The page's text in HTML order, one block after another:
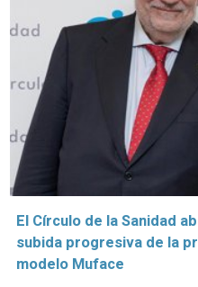
El Círculo de la Sanidad
subida progresiva de la
modelo Muface